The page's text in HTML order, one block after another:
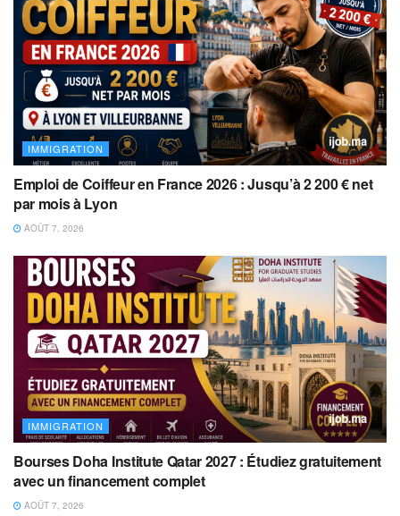
IMMIGRATION
Emploi de Coiffeur en France 2026 : Jusqu’à 2 200 € net
par mois à Lyon
AOÛT 7, 2026
IMMIGRATION
Bourses Doha Institute Qatar 2027 : Étudiez gratuitement
avec un financement complet
AOÛT 7, 2026